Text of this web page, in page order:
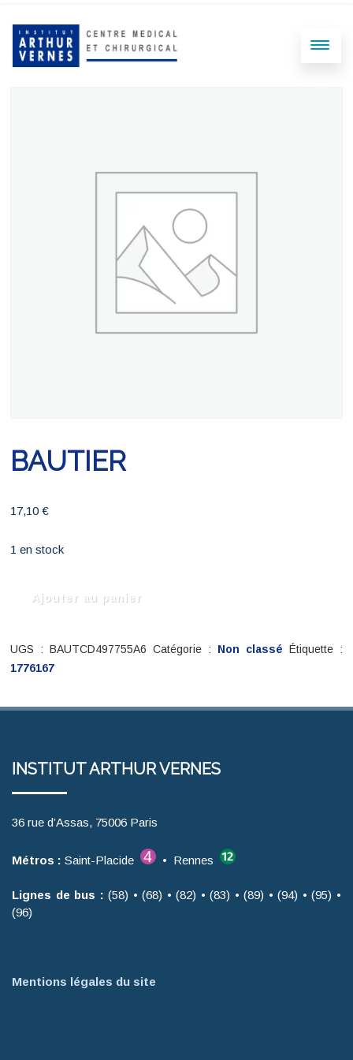
BAUTIER
17,10€
1 en stock
Ajouter au panier
UGS :BAUTCD497755A6 Catégorie : Non classé Étiquette :
1776167
INSTITUT ARTHUR VERNES
36 rue d’Assas, 75006 Paris
Métros : Saint-Placide • Rennes
Lignes de bus : (58) • (68) • (82) • (83) • (89) • (94) • (95) •
(96)
Mentions légales du site